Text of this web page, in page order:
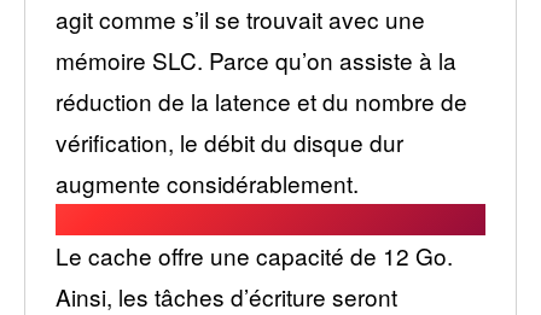
agit comme s’il se trouvait avec une
mémoire SLC. Parce qu’on assiste à la
réduction de la latence et du nombre de
vérification, le débit du disque dur
augmente considérablement.
Le cache offre une capacité de 12 Go.
Ainsi, les tâches d’écriture seront